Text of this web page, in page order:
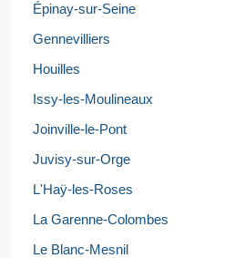
Épinay-sur-Seine
Gennevilliers
Houilles
Issy-les-Moulineaux
Joinville-le-Pont
Juvisy-sur-Orge
L'Haÿ-les-Roses
La Garenne-Colombes
Le Blanc-Mesnil